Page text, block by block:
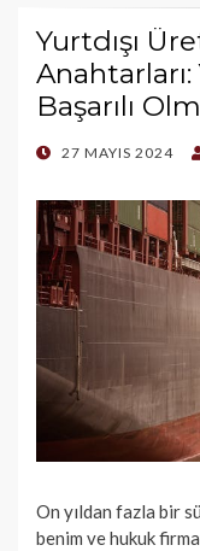
Yurtdışı
Başarılı
POSTED
27 MAYIS 2024
On yıldan fazla bir
benim ve hukuk